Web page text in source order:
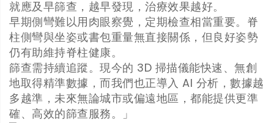
就應及早篩查，越早發現，治療效果越好。
早期側彎難以用肉眼察覺，定期檢查相當重要。脊
柱側彎與坐姿或書包重量無直接關係，但良好姿勢
仍有助維持脊柱健康。
篩查需持續追蹤。現今的 3D 掃描儀能快速、無創
地取得精準數據，而我們也正導入 AI 分析，數據越
多越準，未來無論城市或偏遠地區，都能提供更準
確、高效的篩查服務。」